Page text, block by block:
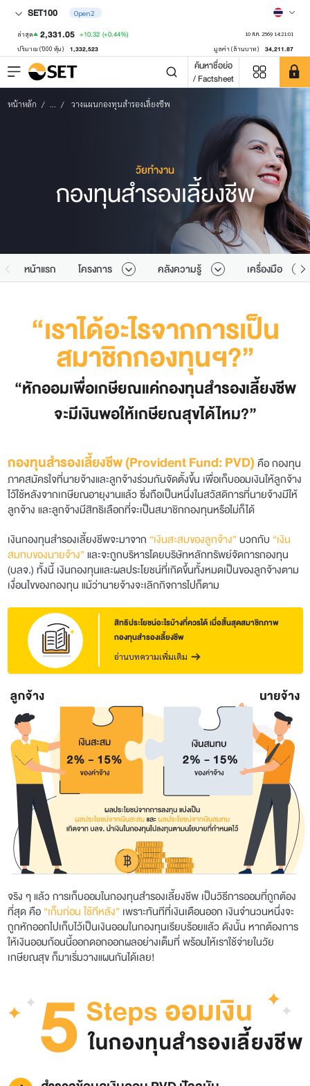
SET100 Open2
ล่าสุด 2,331.05 +10.32 (+0.44%) 10 ส.ค. 2569 14:21:01
ปริมาณ ('000 หุ้น) 1,332,523 มูลค่า (ล้านบาท) 34,211.87
ค้นหาชื่อย่อ
/ Factsheet
หน้าหลัก ... วางแผนกองทุนสำรองเลี้ยงชีพ
วัยทำงาน
กองทุนสำรองเลี้ยงชีพ
หน้าแรก โครงการ คลังความรู้ เครื่องมือ
“เราได้อะไรจากการเป็น
สมาชิกกองทุนฯ?”
“หักออมเพื่อเกษียณแค่กองทุนสำรองเลี้ยงชีพ
จะมีเงินพอให้เกษียณสุขได้ไหม?”
กองทุนสำรองเลี้ยงชีพ (Provident Fund: PVD) คือ กองทุน
ภาคสมัครใจที่นายจ้างและลูกจ้างร่วมกันจัดตั้งขึ้น เพื่อเก็บออมเงินให้ลูกจ้าง
ไว้ใช้หลังจากเกษียณอายุงานแล้ว ซึ่งถือเป็นหนึ่งในสวัสดิการที่นายจ้างมีให้
ลูกจ้าง และลูกจ้างมีสิทธิเลือกที่จะเป็นสมาชิกกองทุนหรือไม่ก็ได้
เงินกองทุนสำรองเลี้ยงชีพจะมาจาก “เงินสะสมของลูกจ้าง”บวกกับ “เงิน
สมทบของนายจ้าง”และจะถูกบริหารโดยบริษัทหลักทรัพย์จัดการกองทุน
(บลจ.) ทั้งนี้ เงินกองทุนและผลประโยชน์ที่เกิดขึ้นทั้งหมดเป็นของลูกจ้างตาม
เงื่อนไขของกองทุน แม้ว่านายจ้างจะเลิกกิจการไปก็ตาม
สิทธิประโยชน์อะไรบ้างที่ควรได้ เมื่อสิ้นสุดสมาชิกภาพ
กองทุนสำรองเลี้ยงชีพ
อ่านบทความเพิ่มเติม
จริง ๆ แล้ว การเก็บออมในกองทุนสำรองเลี้ยงชีพ เป็นวิธีการออมที่ถูกต้อง
ที่สุด คือ “เก็บก่อน ใช้ทีหลัง”เพราะทันทีที่เงินเดือนออก เงินจำนวนหนึ่งจะ
ถูกหักออกไปเก็บไว้เป็นเงินออมในกองทุนเรียบร้อยแล้ว ดังนั้น หากต้องการ
ให้เงินออมก้อนนี้ออกดอกออกผลอย่างเต็มที่ พร้อมให้เราใช้จ่ายในวัย
เกษียณสุข ก็มาเริ่มวางแผนกันได้เลย!